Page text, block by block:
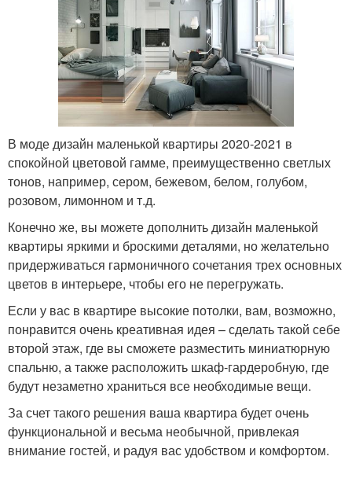
В моде дизайн маленькой квартиры 2020-2021 в
спокойной цветовой гамме, преимущественно светлых
тонов, например, сером, бежевом, белом, голубом,
розовом, лимонном и т.д.
Конечно же, вы можете дополнить дизайн маленькой
квартиры яркими и броскими деталями, но желательно
придерживаться гармоничного сочетания трех основных
цветов в интерьере, чтобы его не перегружать.
Если у вас в квартире высокие потолки, вам, возможно,
понравится очень креативная идея – сделать такой себе
второй этаж, где вы сможете разместить миниатюрную
спальню, а также расположить шкаф-гардеробную, где
будут незаметно храниться все необходимые вещи.
За счет такого решения ваша квартира будет очень
функциональной и весьма необычной, привлекая
внимание гостей, и радуя вас удобством и комфортом.